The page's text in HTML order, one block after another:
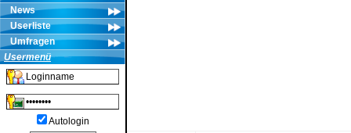
News
Userliste
Umfragen
Usermenü
Autologin